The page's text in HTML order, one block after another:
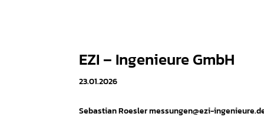
EZI – Ingenieure GmbH
23.01.2026
Sebastian Roesler messungen@ezi-